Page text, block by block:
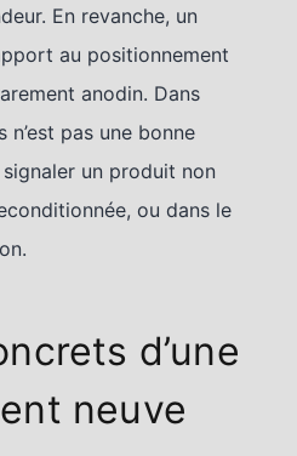
En revanche, un
au positionnement
anodin. Dans
pas une bonne
un produit non
ou dans le
d’une
neuve